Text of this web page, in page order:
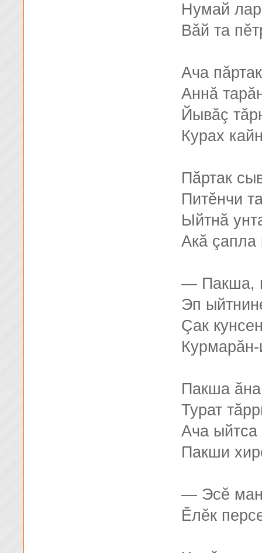
Нумай
Вăй та
Ача
Аннă
Йывăç
Курах
Пăртак
Питĕнчи
Ыйтнă
Акă çапла
— Пакша,
Эп
Çак
Пакша
Турат
Ача ыйтса
Пакши
— Эсĕ
Ӗлĕк